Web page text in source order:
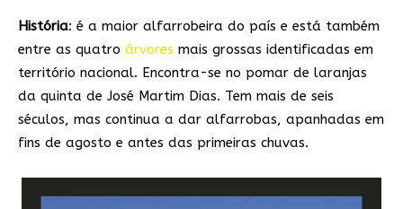
História: é a maior alfarrobeira do país e está também
entre as quatro árvores mais grossas identificadas em
território nacional. Encontra-se no pomar de laranjas
da quinta de José Martim Dias. Tem mais de seis
séculos, mas continua a dar alfarrobas, apanhadas em
fins de agosto e antes das primeiras chuvas.